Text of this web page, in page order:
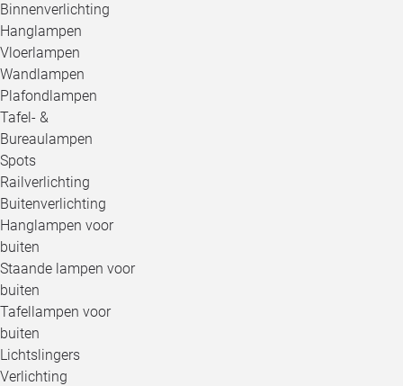
Binnenverlichting
Hanglampen
Vloerlampen
Wandlampen
Plafondlampen
Tafel- &
Bureaulampen
Spots
Railverlichting
Buitenverlichting
Hanglampen voor
buiten
Staande lampen voor
buiten
Tafellampen voor
buiten
Lichtslingers
Verlichting